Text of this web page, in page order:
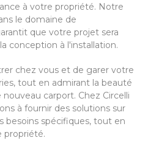
à votre propriété. Notre
le domaine de
que votre projet sera
conception à l'installation.
chez vous et de garer votre
tout en admirant la beauté
carport. Chez Circelli
à fournir des solutions sur
besoins spécifiques, tout en
propriété.